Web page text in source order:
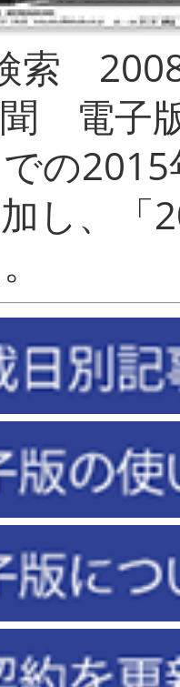
索
電子
の
し、「
し